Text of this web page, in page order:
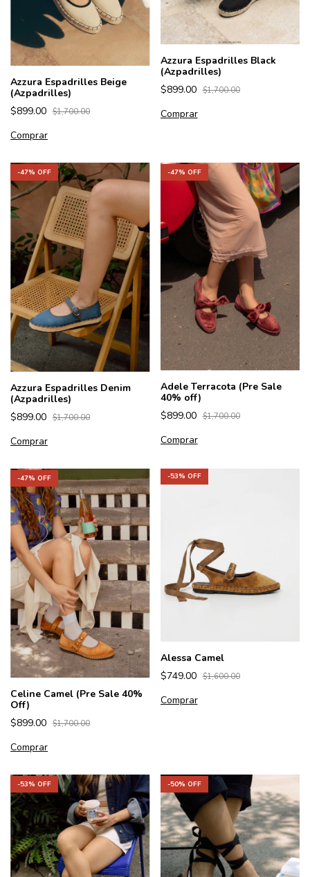
Azzura Espadrilles Beige
(Azpadrilles)
$899.00 $1,700.00
Comprar
Azzura Espadrilles Black
(Azpadrilles)
$899.00 $1,700.00
Comprar
-47% OFF
Azzura Espadrilles Denim
(Azpadrilles)
$899.00 $1,700.00
Comprar
-47% OFF
Adele Terracota (Pre Sale
40% off)
$899.00 $1,700.00
Comprar
-47% OFF
Celine Camel (Pre Sale 40%
Off)
$899.00 $1,700.00
Comprar
-53% OFF
Alessa Camel
$749.00 $1,600.00
Comprar
-53% OFF -50% OFF